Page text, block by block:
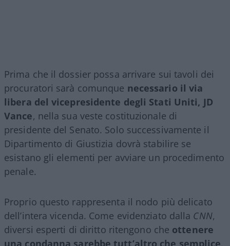
Prima che il dossier possa arrivare sui tavoli dei
procuratori sarà comunque necessario il via
libera del vicepresidente degli Stati Uniti, JD
Vance, nella sua veste costituzionale di
presidente del Senato. Solo successivamente il
Dipartimento di Giustizia dovrà stabilire se
esistano gli elementi per avviare un procedimento
penale.
Proprio questo rappresenta il nodo più delicato
dell’intera vicenda. Come evidenziato dalla CNN,
diversi esperti di diritto ritengono che ottenere
una condanna sarebbe tutt’altro che semplice